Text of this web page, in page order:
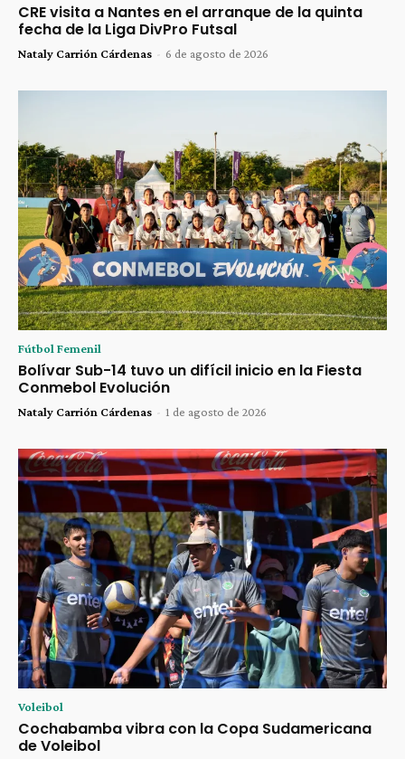
CRE visita a Nantes en el arranque de la quinta
fecha de la Liga DivPro Futsal
Nataly Carrión Cárdenas - 6 de agosto de 2026
Fútbol Femenil
Bolívar Sub-14 tuvo un difícil inicio en la Fiesta
Conmebol Evolución
Nataly Carrión Cárdenas - 1 de agosto de 2026
Voleibol
Cochabamba vibra con la Copa Sudamericana
de Voleibol